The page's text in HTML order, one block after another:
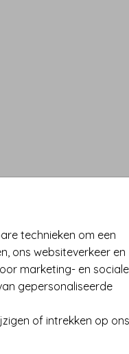
technieken om een
ons websiteverkeer en
marketing- en sociale
gepersonaliseerde
of intrekken op ons